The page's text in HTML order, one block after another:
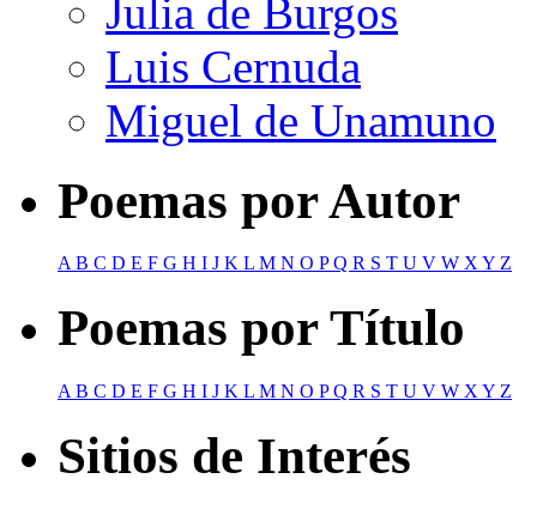
Julia de Burgos
Luis Cernuda
Miguel de Unamuno
Poemas por Autor
AB C D E F G H I J K L M N O PQ R S T U V W XY Z
Poemas por Título
A B C D E F G H I J K L M N O PQ R S T U V W X Y Z
Sitios de Interés